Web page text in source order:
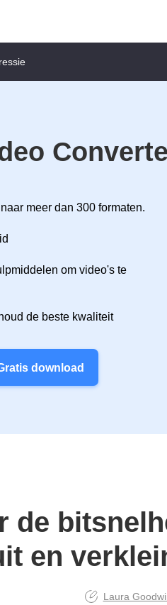
meer dan 300 formaten.
om video's te
de beste kwaliteit
download
de
en
Laura